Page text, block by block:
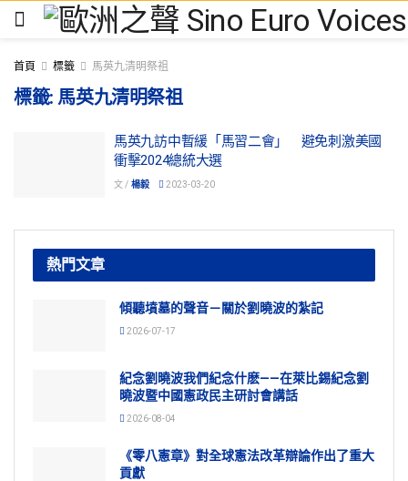
首頁 標籤 馬英九清明祭祖
標籤:馬英九清明祭祖
馬英九訪中暫緩「馬習二會」 避免刺激美國
衝擊2024總統大選
文 / 楊毅 2023-03-20
熱門文章
傾聽墳墓的聲音－關於劉曉波的紮記
2026-07-17
紀念劉曉波我們紀念什麽——在萊比錫紀念劉
曉波暨中國憲政民主研討會講話
2026-08-04
《零八憲章》對全球憲法改革辯論作出了重大
貢獻